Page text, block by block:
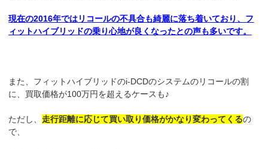
現在の2016年ではリコールの不具合も綺麗に落ち着いており、フ
ィットハイブリッドの乗り心地が良くなったとの声も多いです。
また、フィットハイブリッドのi-DCDのシステムのリコールの割
に、買取価格が100万円を超えるケースも♪
ただし、 走行距離に応じて買い取り価格がかなり変わってくるの
で、